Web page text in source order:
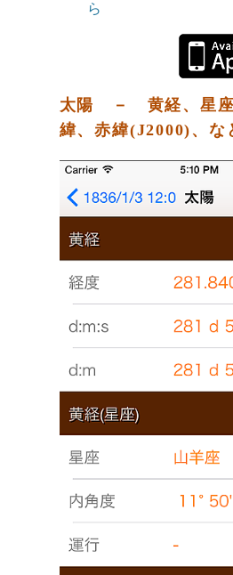
ら
太陽 － 黄経、星座
緯、赤緯(J2000)、な